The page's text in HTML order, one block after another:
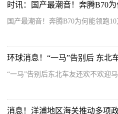
时讯：国产最潮音！奔腾B70为
国产最潮音！奔腾B70为何能领跑10
环球消息！“一马”告别后 东北
“一马”告别后东北车友还欢不欢迎马
消息！洋浦地区海关推动多项